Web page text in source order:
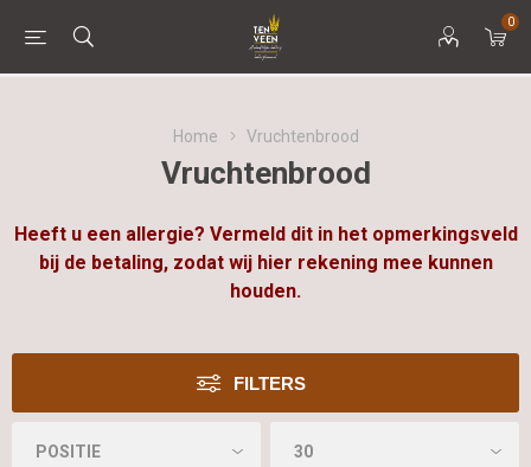
0
Home Vruchtenbrood
Vruchtenbrood
Heeft u een allergie? Vermeld dit in het opmerkingsveld
bij de betaling, zodat wij hier rekening mee kunnen
houden.
FILTERS